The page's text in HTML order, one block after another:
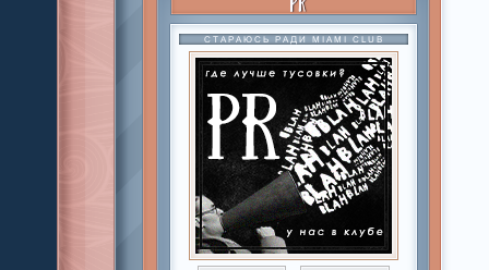
СТАРАЮСЬ РАДИ MIAMI CLUB